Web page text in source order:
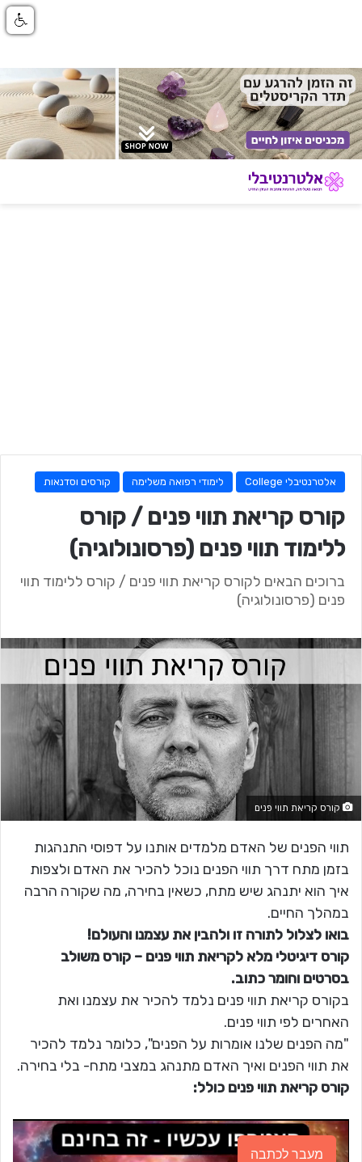
אלטרנטיבלי College לימודי רפואה משלימה קורסים וסדנאות
קורס קריאת תווי פנים / קורס
ללימוד תווי פנים (פרסונולוגיה)
ברוכים הבאים לקורס קריאת תווי פנים / קורס ללימוד תווי
פנים (פרסונולוגיה)
קורס קריאת תווי פנים
תווי הפנים של האדם מלמדים אותנו על דפוסי התנהגות
בזמן מתח דרך תווי הפנים נוכל להכיר את האדם ולצפות
איך הוא יתנהג שיש מתח, כשאין בחירה, מה שקורה הרבה
במהלך החיים.
בואו לצלול לתורה זו ולהבין את עצמנו והעולם!
קורס דיגיטלי מלא לקריאת תווי פנים – קורס משולב
בסרטים וחומר כתוב.
בקורס קריאת תווי פנים נלמד להכיר את עצמנו ואת
האחרים לפי תווי פנים.
"מה הפנים שלנו אומרות על הפנים", כלומר נלמד להכיר
את תווי הפנים ואיך האדם מתנהג במצבי מתח- בלי בחירה.
קורס קריאת תווי פנים כולל:
מעבר לכתבה